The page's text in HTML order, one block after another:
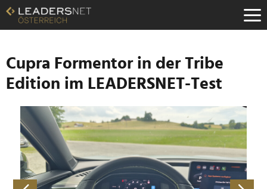
Zum
Inhalt
Zur
Navigation
Zur
Hauptnavigation
Cupra Formentor in der Tribe
Edition im LEADERSNET-Test